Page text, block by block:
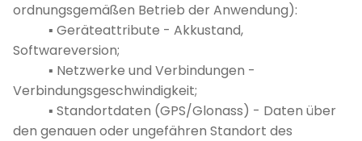
ordnungsgemäßen Betrieb der Anwendung):
▪ Geräteattribute - Akkustand,
Softwareversion;
▪ Netzwerke und Verbindungen -
Verbindungsgeschwindigkeit;
▪ Standortdaten (GPS/Glonass) - Daten über
den genauen oder ungefähren Standort des